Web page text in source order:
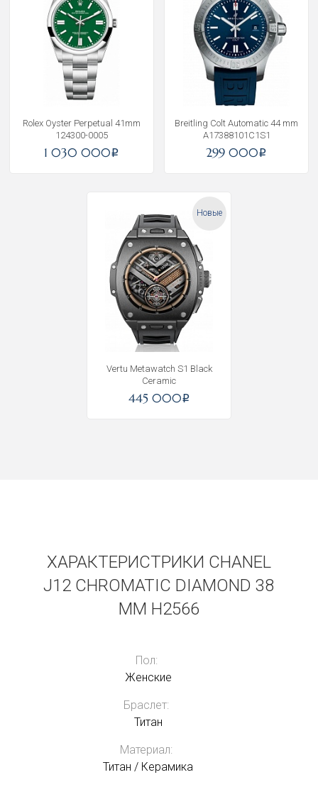
Rolex Oyster Perpetual 41mm
124300-0005
1 030 000i
Breitling Colt Automatic 44 mm
A17388101C1S1
299 000i
Новые
Vertu Metawatch S1 Black
Ceramic
445 000i
ХАРАКТЕРИСТРИКИ CHANEL
J12 CHROMATIC DIAMOND 38
MM H2566
Пол:
Женские
Браслет:
Титан
Материал:
Титан / Керамика
Получать на почту